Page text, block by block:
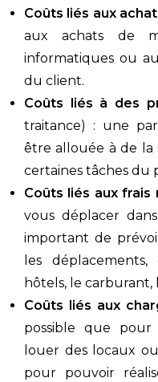
Coûts liés aux
aux achats de
informatiques ou
du client.
Coûts liés à des
traitance) : une
être allouée à de la
certaines tâches du
Coûts liés aux frais
vous déplacer
important de
les
hôtels, le
Coûts liés aux
possible que
louer des locaux
pour pouvoir